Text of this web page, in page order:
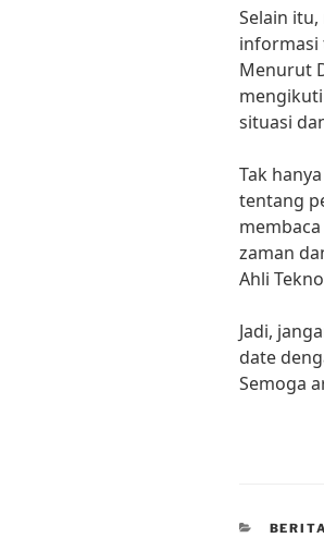
Selain
informasi
Menurut
situasi
Tak
tentang
zaman
Ahli
Jadi,
date
Semoga